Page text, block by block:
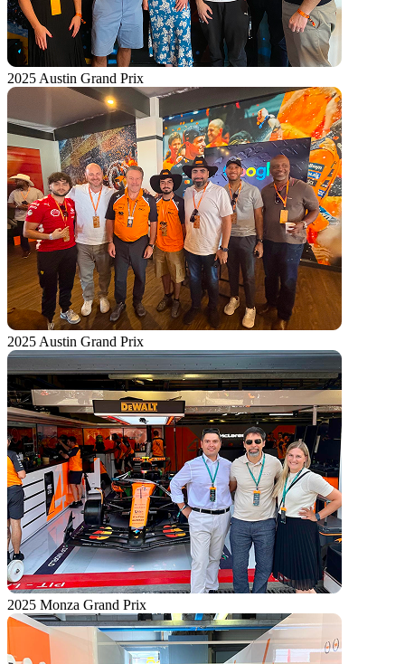
2025 Austin Grand Prix
2025 Austin Grand Prix
2025 Monza Grand Prix